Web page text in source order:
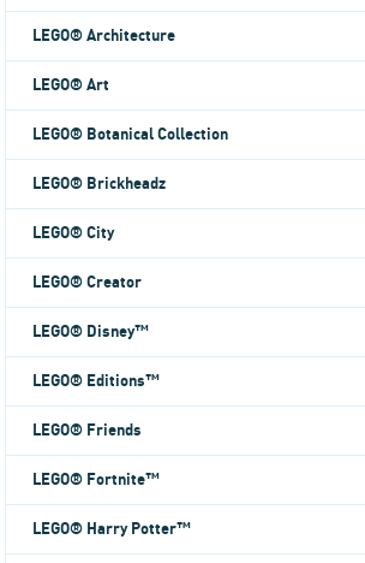
LEGO® Architecture
LEGO® Art
LEGO® Botanical Collection
LEGO® Brickheadz
LEGO® City
LEGO® Creator
LEGO® Disney™
LEGO® Editions™
LEGO® Friends
LEGO® Fortnite™
LEGO® Harry Potter™